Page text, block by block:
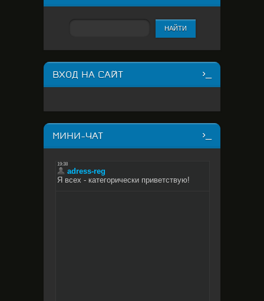
ВХОД НА САЙТ
МИНИ-ЧАТ